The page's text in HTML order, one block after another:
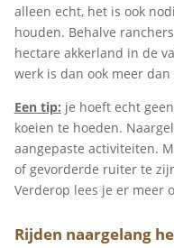
alleen echt, het is ook
houden. Behalve
hectare akkerland in de
werk is dan ook meer dan
Een tip: je hoeft echt
koeien te hoeden.
aangepaste activiteiten.
of gevorderde ruiter te
Verderop lees je er meer
Rijden naargelang